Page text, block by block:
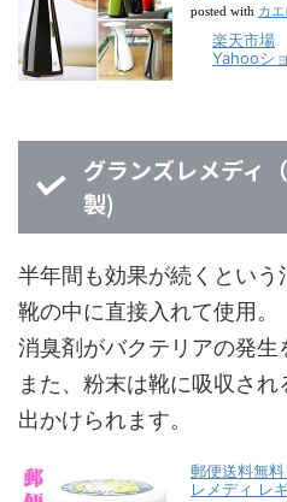
posted with カ
楽天市場
Yahooシ
グランズレメディ
製)
半年間も効果が続くという
靴の中に直接入れて使用。
消臭剤がバクテリアの発生
また、粉末は靴に吸収さ
出かけられます。
郵便送料無
レメディ レ